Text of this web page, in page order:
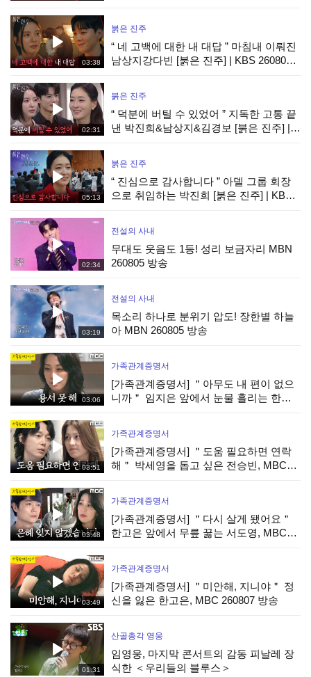
03:38
붉은 진주
“ 네 고백에 대한 내 대답 ” 마침내 이뤄진
남상지강다빈 [붉은 진주] | KBS 260807
02:31
붉은 진주
“ 덕분에 버틸 수 있었어 ” 지독한 고통 끝
낸 박진희&남상지&김경보 [붉은 진주] |
05:13
붉은 진주
“ 진심으로 감사합니다 ” 아델 그룹 회장
으로 취임하는 박진희 [붉은 진주] | KBS
02:34
전설의 사내
무대도 웃음도 1등! 성리 보금자리 MBN
260805 방송
03:19
전설의 사내
목소리 하나로 분위기 압도! 장한별 하늘
아 MBN 260805 방송
03:06
가족관계증명서
[가족관계증명서] ＂아무도 내 편이 없으
니까＂ 임지은 앞에서 눈물 흘리는 한고
03:51
가족관계증명서
[가족관계증명서] ＂도움 필요하면 연락
해＂ 박세영을 돕고 싶은 전승빈, MBC
03:48
가족관계증명서
[가족관계증명서] ＂다시 살게 됐어요＂
한고은 앞에서 무릎 꿇는 서도영, MBC
03:49
가족관계증명서
[가족관계증명서] ＂미안해, 지니야＂ 정
신을 잃은 한고은, MBC 260807 방송
01:31
산골총각 영웅
임영웅, 마지막 콘서트의 감동 피날레 장
식한 ＜우리들의 블루스＞